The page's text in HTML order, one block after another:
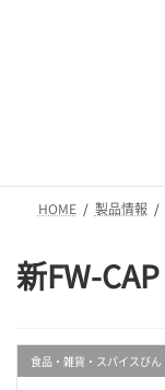
ッ
移
HOME 製品情報
新FW-CAP
食品・雑貨・スパイスびん